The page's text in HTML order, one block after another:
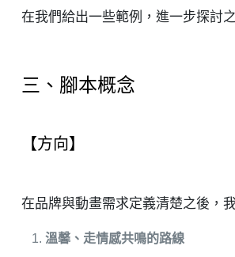
在我們給出一些範例，進一步探討
三、腳本概念
【方向】
在品牌與動畫需求定義清楚之後，
溫馨、走情感共鳴的路線